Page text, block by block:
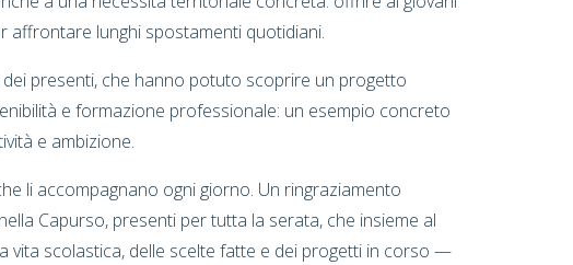
affrontare lunghi spostamenti quotidiani.
presenti, che hanno potuto scoprire un progetto
e formazione professionale: un esempio concreto
e ambizione.
li accompagnano ogni giorno. Un ringraziamento
Capurso, presenti per tutta la serata, che insieme al
vita scolastica, delle scelte fatte e dei progetti in corso —